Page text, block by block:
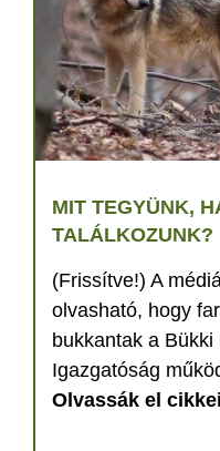
MIT TEGYÜNK,
TALÁLKOZUNK?
(Frissítve!) A
olvasható, hogy
bukkantak a
Igazgatóság
Olvassák el